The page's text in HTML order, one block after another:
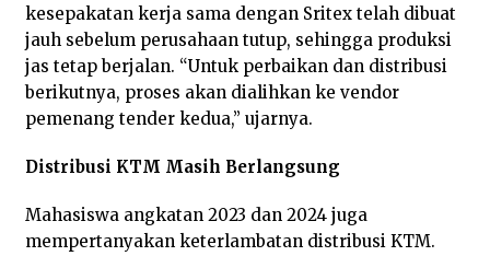
kesepakatan kerja sama dengan Sritex telah dibuat
jauh sebelum perusahaan tutup, sehingga produksi
jas tetap berjalan. “Untuk perbaikan dan distribusi
berikutnya, proses akan dialihkan ke vendor
pemenang tender kedua,” ujarnya.
Distribusi KTM Masih Berlangsung
Mahasiswa angkatan 2023 dan 2024 juga
mempertanyakan keterlambatan distribusi KTM.